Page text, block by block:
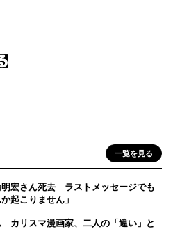
一覧を見る
宏さん死去 ラストメッセージでも
起こりません」
カリスマ漫画家、二人の「違い」と